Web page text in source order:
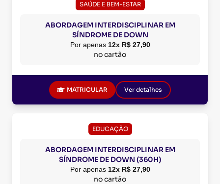
SAÚDE E BEM-ESTAR
ABORDAGEM INTERDISCIPLINAR EM
SÍNDROME DE DOWN
Por apenas 12x R$ 27,90
no cartão
MATRICULAR Ver detalhes
EDUCAÇÃO
ABORDAGEM INTERDISCIPLINAR EM
SÍNDROME DE DOWN (360H)
Por apenas 12x R$ 27,90
no cartão